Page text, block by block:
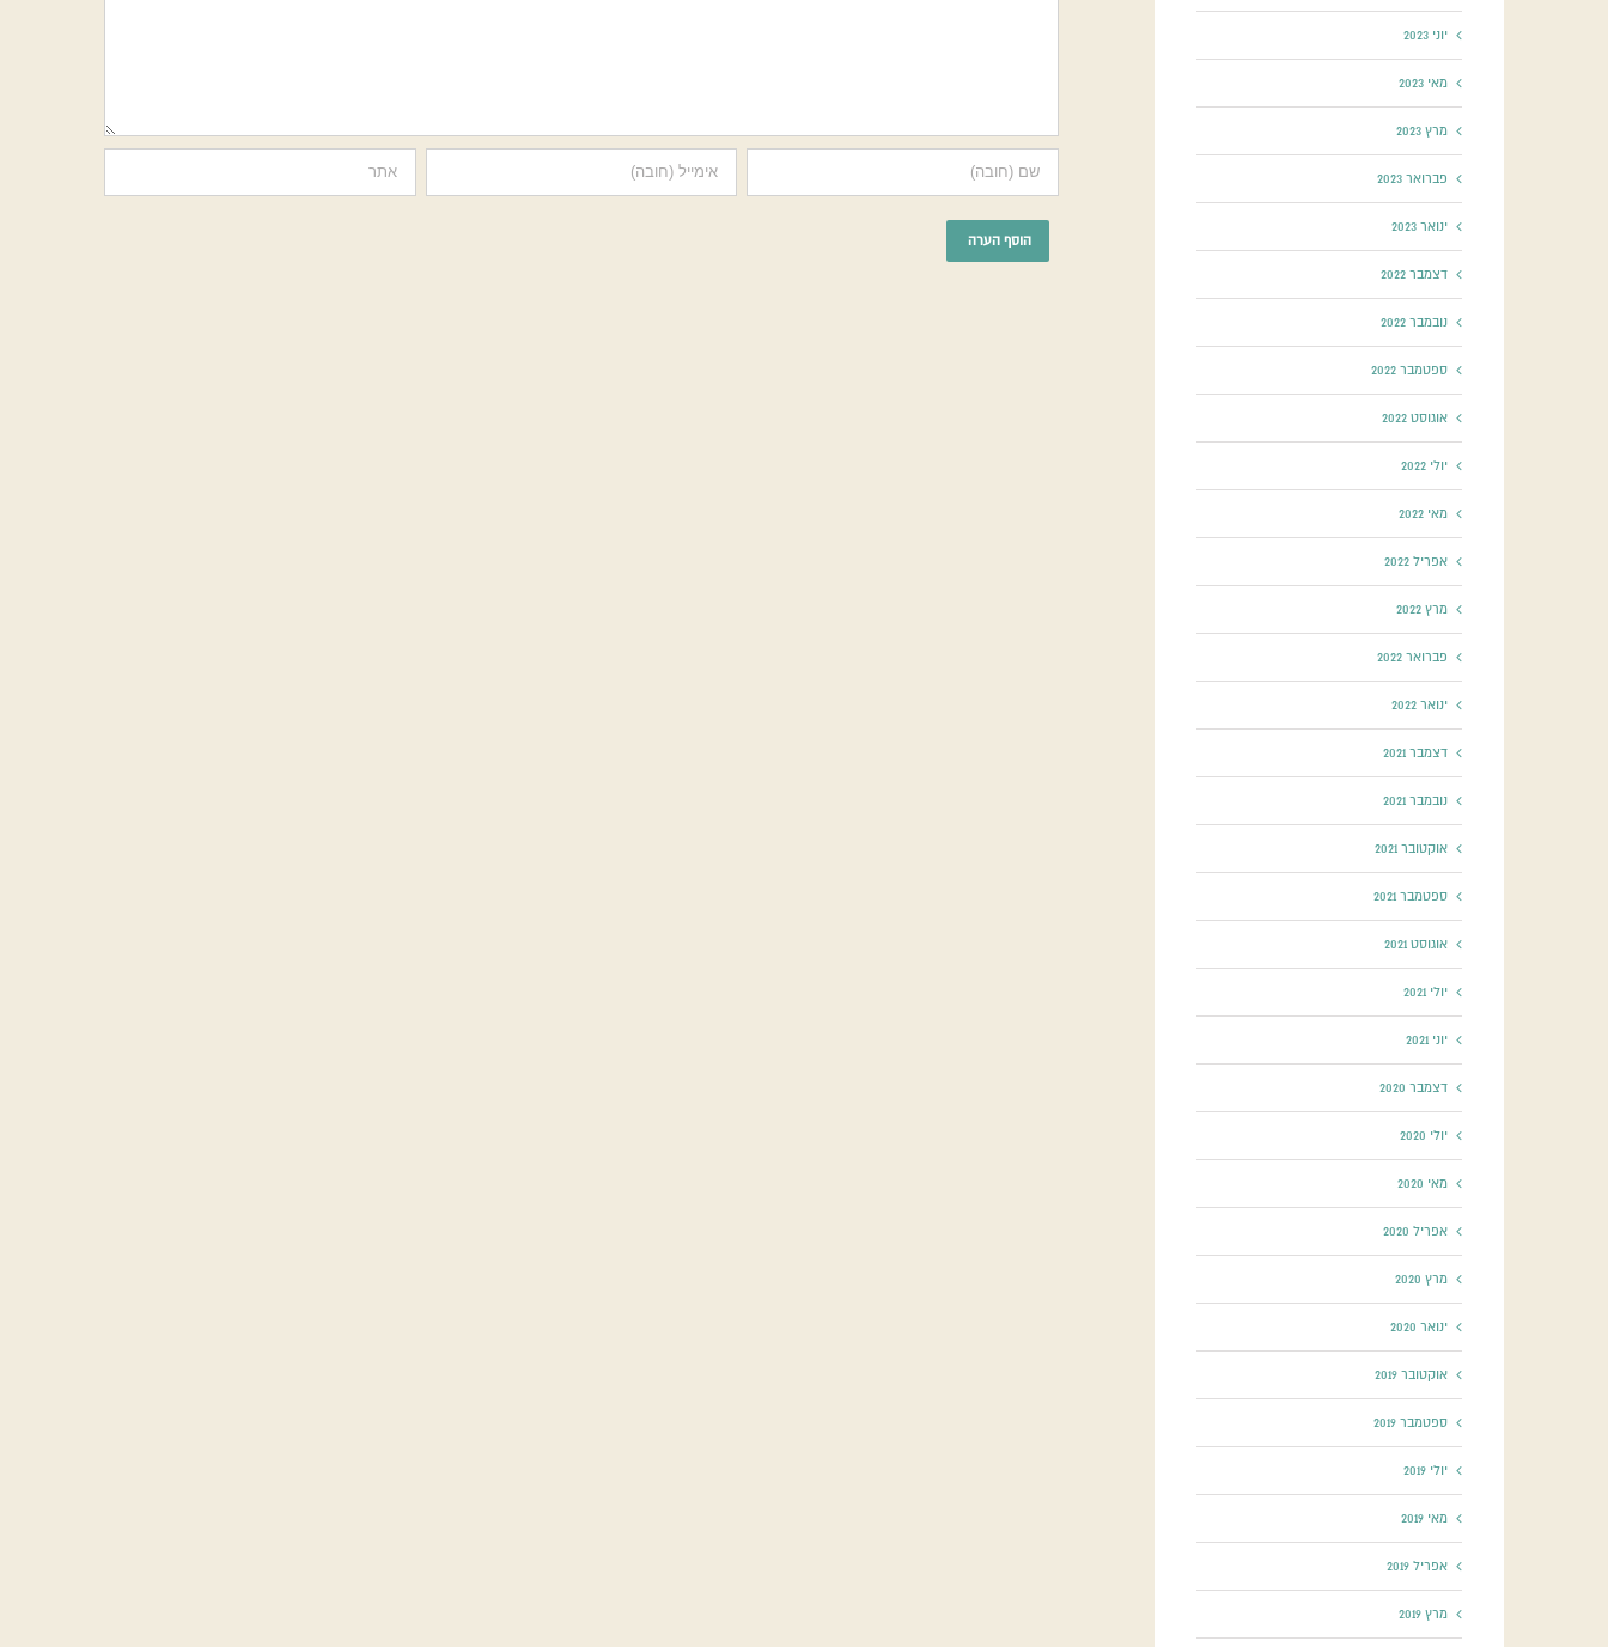
יוני 2023
מאי 2023
מרץ 2023
פברואר 2023
ינואר 2023
דצמבר 2022
נובמבר 2022
ספטמבר 2022
אוגוסט 2022
יולי 2022
מאי 2022
אפריל 2022
מרץ 2022
פברואר 2022
ינואר 2022
דצמבר 2021
נובמבר 2021
אוקטובר 2021
ספטמבר 2021
אוגוסט 2021
יולי 2021
יוני 2021
דצמבר 2020
יולי 2020
מאי 2020
אפריל 2020
מרץ 2020
ינואר 2020
אוקטובר 2019
ספטמבר 2019
יולי 2019
מאי 2019
אפריל 2019
מרץ 2019